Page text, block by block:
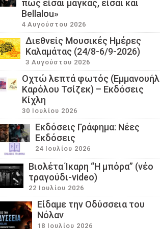
πως είσαι μάγκας, είσαι και
Bellalou»
4 Αυγούστου 2026
Διεθνείς Μουσικές Ημέρες
Καλαμάτας (24/8-6/9-2026)
3 Αυγούστου 2026
Οχτώ λεπτά φωτός (Εμμανουήλ
Καρόλου Τσίζεκ) – Εκδόσεις
Κίχλη
30 Ιουλίου 2026
Εκδόσεις Γράφημα: Νέες
Εκδόσεις
24 Ιουλίου 2026
Βιολέτα Ίκαρη “Η μπόρα” (νέο
τραγούδι-video)
22 Ιουλίου 2026
Eίδαμε την Οδύσσεια του
Νόλαν
18 Ιουλίου 2026